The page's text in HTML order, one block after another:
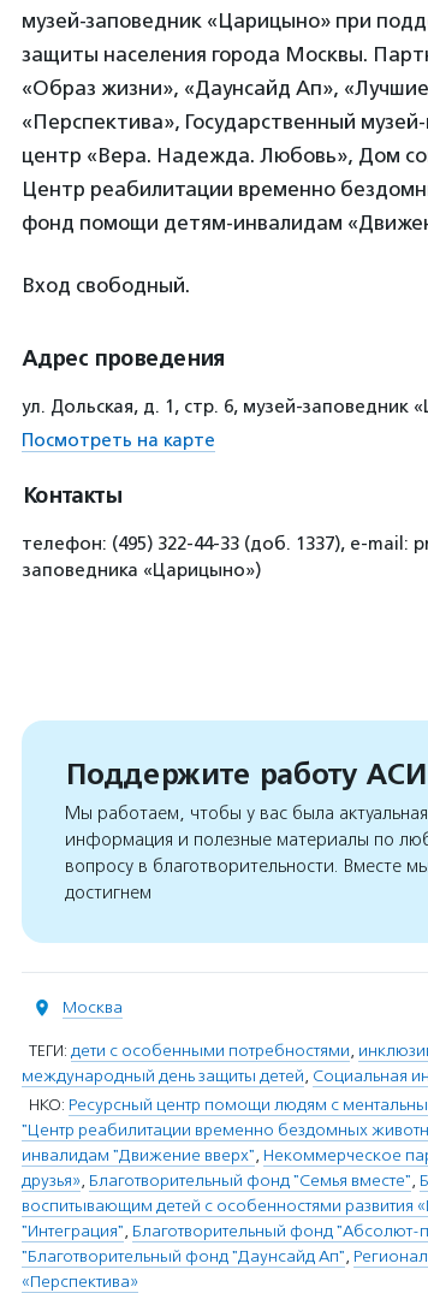
музей-заповедник «Царицыно» при
защиты населения города Москвы.
«Образ жизни», «Даунсайд Ап»,
«Перспектива», Государственный
центр «Вера. Надежда. Любовь», Дом
Центр реабилитации временно
фонд помощи детям-инвалидам
Вход свободный.
Адрес проведения
ул. Дольская, д. 1, стр. 6, музей-заповедник
Посмотреть на карте
Контакты
телефон: (495) 322-44-33 (доб. 1337), e-mail:
заповедника «Царицыно»)
Поддержите работу
Мы работаем, чтобы у вас была актуальная
информация и полезные материалы по
вопросу в благотворительности. Вместе
достигнем
Москва
ТЕГИ: дети с особенными потребностями,
международный день защиты детей, Социальная
НКО: Ресурсный центр помощи людям с
"Центр реабилитации временно бездомных
инвалидам "Движение вверх", Некоммерческое
друзья», Благотворительный фонд "Семья вместе",
воспитывающим детей с особенностями развития
"Интеграция", Благотворительный фонд
"Благотворительный фонд "Даунсайд Ап",
«Перспектива»